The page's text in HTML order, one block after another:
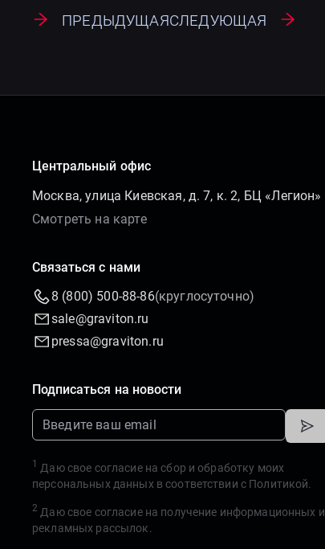
ПредыдущаяСледующая
Центральный офис
Москва, улица Киевская, д. 7, к. 2, БЦ «Легион»
Смотреть на карте
Связаться с нами
8 (800) 500-88-86(круглосуточно)
sale@graviton.ru
pressa@graviton.ru
Подписаться на новости
1 Даю свое согласие на сбор и обработку моих
персональных данных в соответствии с Политикой.
2 Даю свое согласие на получение информационных и
рекламных рассылок.